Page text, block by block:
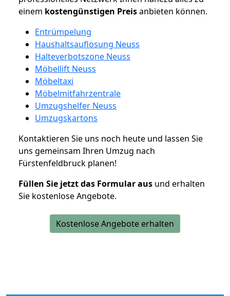
einem kostengünstigen Preisanbieten können.
Entrümpelung
Haushaltsauflösung Neuss
Halteverbotszone Neuss
Möbellift Neuss
Möbeltaxi
Möbelmitfahrzentrale
Umzugshelfer Neuss
Umzugskartons
Kontaktieren Sie uns noch heute und lassen Sie
uns gemeinsam Ihren Umzug nach
Fürstenfeldbruck planen!
Füllen Sie jetzt das Formular aus und erhalten
Sie kostenlose Angebote.
Kostenlose Angebote erhalten